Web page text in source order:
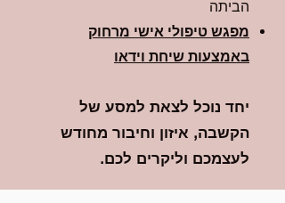
הביתה
מפגש טיפולי אישי מרחוק
באמצעות שיחת וידאו
יחד נוכל לצאת למסע של
הקשבה, איזון וחיבור מחודש
לעצמכם וליקרים לכם.